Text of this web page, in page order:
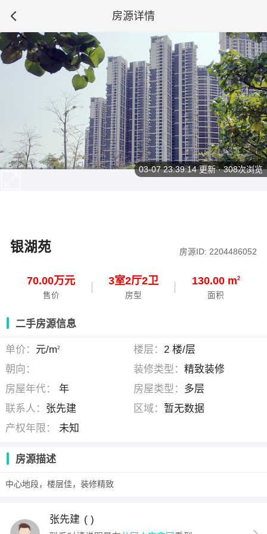
房源详情
银湖苑 房源ID: 2204486052
70.00万元
售价
3室2厅2卫
房型
130.00 m2
面积
03-07 23:39:14更新 · 308次浏览
二手房源信息
单价： 元/m2 楼层： 2 楼/层
朝向：
装修类型： 精致装修
房屋年代：
年 房屋类型： 多层
联系人： 张先建 区域： 暂无数据
产权年限：
未知
房源描述
中心地段，楼层佳，装修精致
张先建 ( )